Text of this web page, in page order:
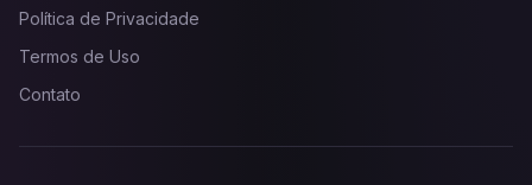
Política de Privacidade
Termos de Uso
Contato